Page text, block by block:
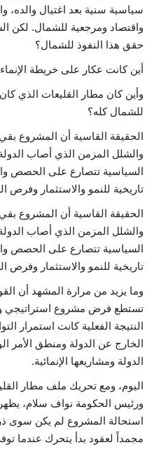
سياسية سنية بعد اغتيال والده،
واقتصاد ومرجعية للشمال. لكن
حقق هذا النفوذ للشمال؟
أين كانت عكار على خريطة
وأين كان مطار القليعات الذي
للشمال كله؟
الحقيقة القاسية أن المشروع
والشلل المزمن الذي أصاب الدولة
السياسية تتصارع على الحصص
تاريخية للنمو والاستثمار وفرص
الحقيقة القاسية أن المشروع
والشلل المزمن الذي أصاب الدولة
السياسية تتصارع على الحصص
تاريخية للنمو والاستثمار وفرص
وما يزيد من مرارة المشهد أن
تستطع فرض مشروع استراتيجي
النتيجة الفعلية كانت استمرار
الخارج عن الدولة ومنطق الأمر
الدولة ومشاريعها الإنمائية.
اليوم، ومع تحريك ملف مطار
ورئيس الحكومة نواف سلام،
استحالة المشروع لم يكن سوى
مجمداً لعقود بدأ يتحرك عندما